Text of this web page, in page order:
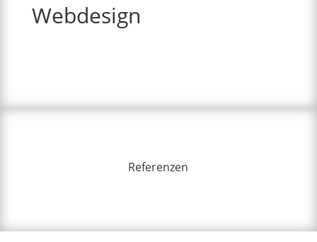
Webdesign
Referenzen